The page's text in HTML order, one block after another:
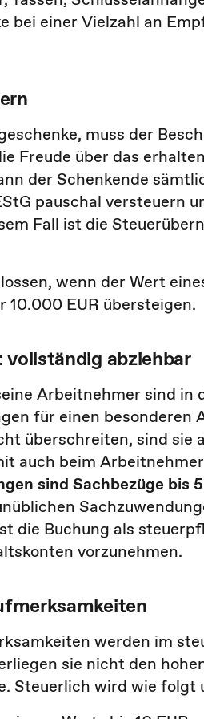
bei einer Vielzahl an
muss der
Freude über das
der Schenkende
pauschal versteuern
Fall ist die
wenn der Wert
10.000 EUR übersteigen.
vollständig abziehbar
Arbeitnehmer sind in
für einen besonderen
überschreiten, sind sie
auch beim
sind Sachbezüge bis
die Buchung als
vorzunehmen.
werden im
sie nicht den
Steuerlich wird wie folgt